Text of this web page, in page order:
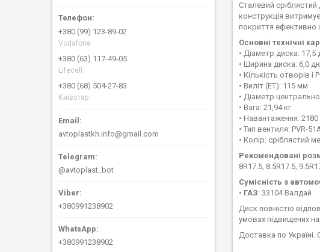
Сталевий
конструкція
покриття ефективно
Основні технічні
• Діаметр диска: 17,5
• Ширина диска: 6,0
• Кількість отворів і
• Виліт (ET): 115 мм
• Діаметр
• Вага: 21,94 кг
• Навантаження: 2180
• Тип вентиля: PVR-
• Колір: сріблястий
Рекомендовані
8R17.5, 8.5R17.5,
Сумісність з
• ГАЗ: 33104 Валдай
Диск повністю
умовах підвищених
Доставка по Україні.
+380 (99) 123-89-02
Vodafone
+380 (63) 117-49-05
Lifecell
+380 (68) 504-27-83
Київстар
avtoplastkh.info@gmail.com
@avtoplast_bot
+380991238902
+380991238902